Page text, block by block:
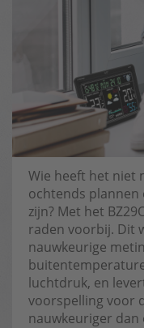
Wie heeft het niet
ochtends plannen
zijn? Met het
raden voorbij. Dit
nauwkeurige
luchtdruk, en
voorspelling voor
nauwkeuriger dan